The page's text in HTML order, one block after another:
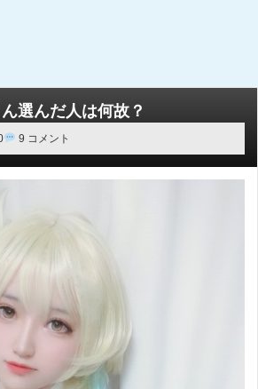
選んだ人は何故？
9 コメント